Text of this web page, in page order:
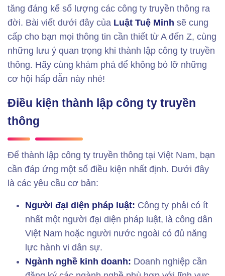
tăng đáng kể số lượng các công ty truyền thông ra
đời. Bài viết dưới đây của Luật Tuệ Minh sẽ cung
cấp cho bạn mọi thông tin cần thiết từ A đến Z, cùng
những lưu ý quan trọng khi thành lập công ty truyền
thông. Hãy cùng khám phá để không bỏ lỡ những
cơ hội hấp dẫn này nhé!
Điều kiện thành lập công ty truyền
thông
Để thành lập công ty truyền thông tại Việt Nam, bạn
cần đáp ứng một số điều kiện nhất định. Dưới đây
là các yêu cầu cơ bản:
Người đại diện pháp luật: Công ty phải có ít
nhất một người đại diện pháp luật, là công dân
Việt Nam hoặc người nước ngoài có đủ năng
lực hành vi dân sự.
Ngành nghề kinh doanh: Doanh nghiệp cần